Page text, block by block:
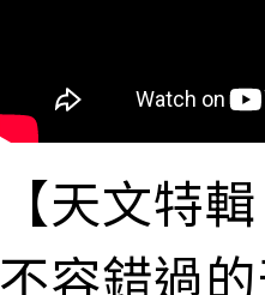
【天文特
不容錯過